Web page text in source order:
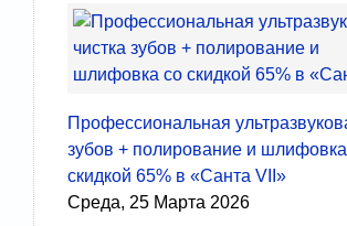
Профессиональная
зубов + полирование и
скидкой 65% в «Санта VII»
Среда, 25 Марта 2026